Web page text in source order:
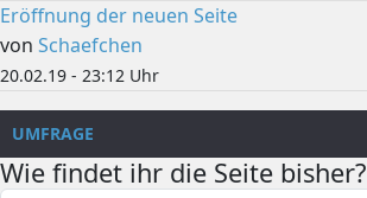
Eröffnung der neuen Seite
von Schaefchen
20.02.19 - 23:12 Uhr
UMFRAGE
Wie findet ihr die Seite bisher?